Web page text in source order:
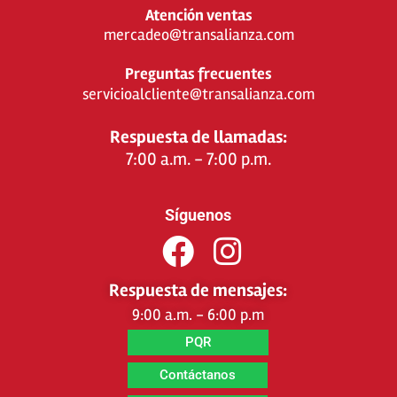
Atención ventas
mercadeo@transalianza.com
Preguntas frecuentes
servicioalcliente@transalianza.com
Respuesta de llamadas:
7:00 a.m. - 7:00 p.m.
Síguenos
Respuesta de mensajes:
9:00 a.m. - 6:00 p.m
PQR
Contáctanos